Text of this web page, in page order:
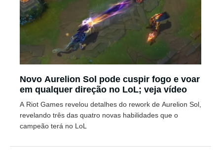
Novo Aurelion Sol pode cuspir fogo e voar
em qualquer direção no LoL; veja vídeo
A Riot Games revelou detalhes do rework de Aurelion Sol,
revelando três das quatro novas habilidades que o
campeão terá no LoL